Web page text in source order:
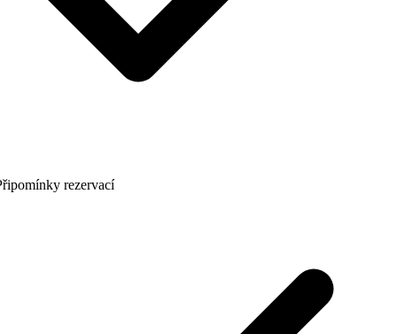
rezervací